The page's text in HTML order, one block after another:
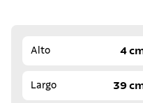
Alto 4
Largo 39